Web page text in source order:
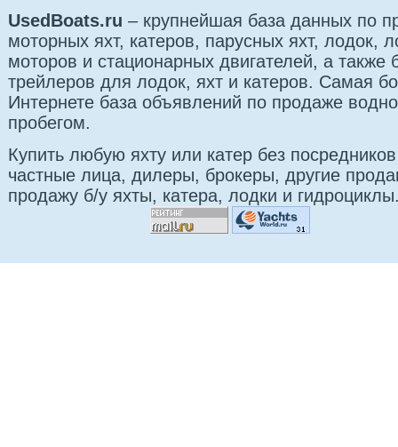
UsedBoats.ru – крупнейшая база данных по
моторных яхт, катеров, парусных яхт, лодок,
моторов и стационарных двигателей, а также
трейлеров для лодок, яхт и катеров. Самая
Интернете база объявлений по продаже
пробегом.
Купить любую яхту или катер без
частные лица, дилеры, брокеры, другие
продажу б/у яхты, катера, лодки и